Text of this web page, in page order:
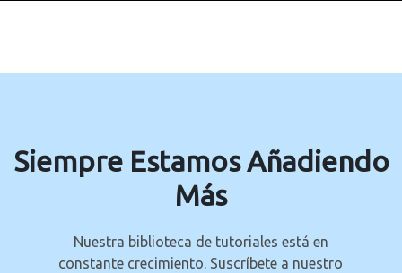
Siempre Estamos Añadiendo
Más
Nuestra biblioteca de tutoriales está en
constante crecimiento. Suscríbete a nuestro